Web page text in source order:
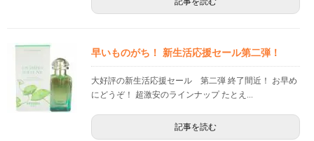
早いものがち！ 新生活応援セール第二弾！
大好評の新生活応援セール 第二弾 終了間近！ お早め
にどうぞ！ 超激安のラインナップ たとえ...
記事を読む